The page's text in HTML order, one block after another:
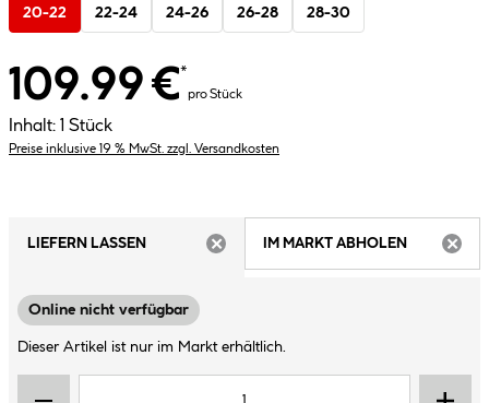
20-22 22-24 24-26 26-28 28-30
109.99 €*
pro Stück
Inhalt: 1 Stück
Preise inklusive 19 % MwSt. zzgl. Versandkosten
LIEFERN LASSEN
IM MARKT ABHOLEN
Online nicht verfügbar
Dieser Artikel ist nur im Markt erhältlich.